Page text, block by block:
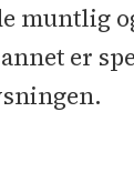
muntlig
er